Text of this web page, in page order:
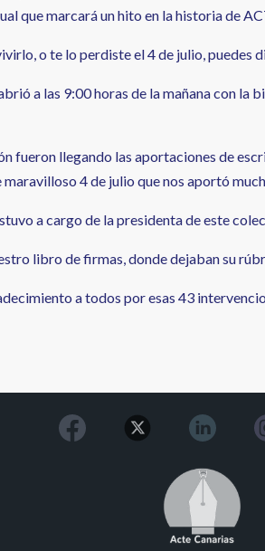
que marcará un hito en la historia de
o te lo perdiste el 4 de julio, puedes
a las 9:00 horas de la mañana con
fueron llegando las aportaciones de
maravilloso 4 de julio que nos aportó
a cargo de la presidenta de este
libro de firmas, donde dejaban su
a todos por esas 43
Image